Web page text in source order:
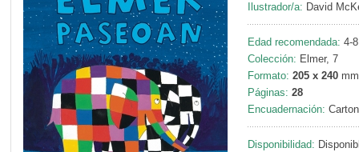
Ilustrador/a: David
Edad recomendada: 4-
Colección: Elmer, 7
Formato: 205 x 240 mm
Páginas: 28
Encuadernación:
Disponibilidad: